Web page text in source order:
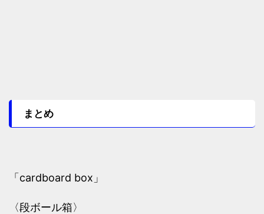
まとめ
「cardboard box」
〈段ボール箱〉